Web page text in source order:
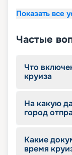
Показать все
Частые
Что
круиза
На какую
город
Какие
время